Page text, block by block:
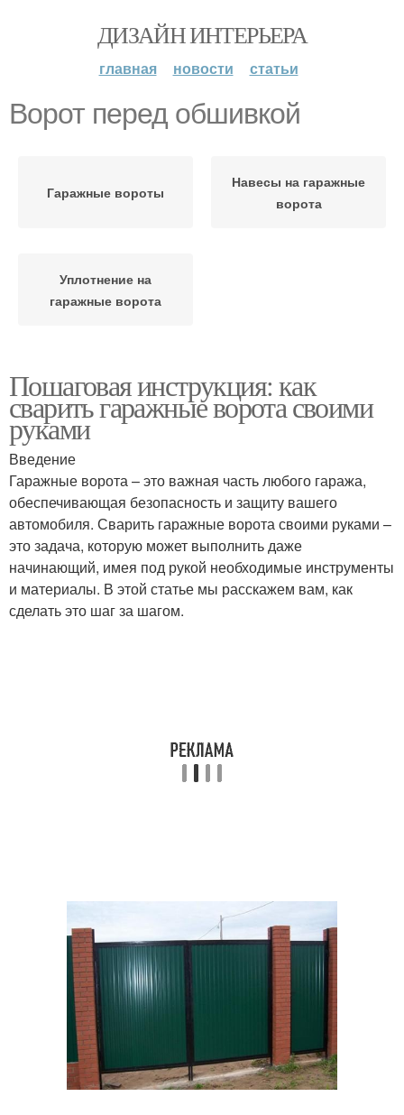
ДИЗАЙН ИНТЕРЬЕРА
главная новости статьи
Ворот перед обшивкой
Гаражные вороты
Навесы на гаражные
ворота
Уплотнение на
гаражные ворота
Пошаговая инструкция: как
сварить гаражные ворота своими
руками
Введение
Гаражные ворота – это важная часть любого гаража,
обеспечивающая безопасность и защиту вашего
автомобиля. Сварить гаражные ворота своими руками –
это задача, которую может выполнить даже
начинающий, имея под рукой необходимые инструменты
и материалы. В этой статье мы расскажем вам, как
сделать это шаг за шагом.